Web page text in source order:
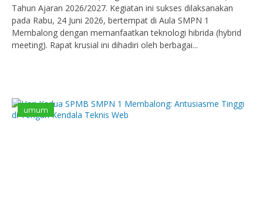
Tahun Ajaran 2026/2027. Kegiatan ini sukses dilaksanakan
pada Rabu, 24 Juni 2026, bertempat di Aula SMPN 1
Membalong dengan memanfaatkan teknologi hibrida (hybrid
meeting). Rapat krusial ini dihadiri oleh berbagai...
umum